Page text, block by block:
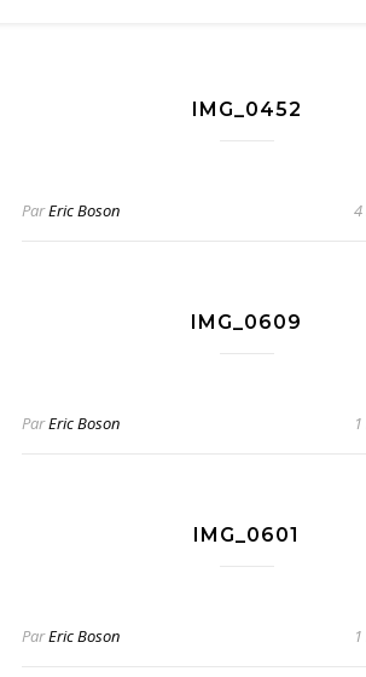
IMG_0452
ParEric Boson 4
IMG_0609
ParEric Boson
IMG_0601
ParEric Boson